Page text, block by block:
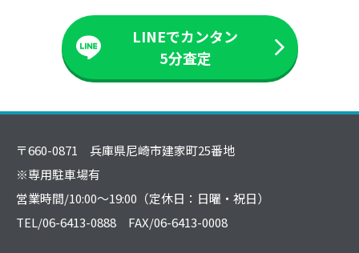
LINEでカンタン
5分査定
〒660-0871 兵庫県尼崎市建家町25番地
※専用駐車場有
営業時間/10:00～19:00（定休日：日曜・祝日）
TEL/06-6413-0888 FAX/06-6413-0008